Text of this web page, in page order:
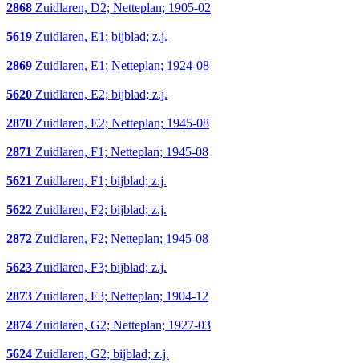
2868 Zuidlaren, D2; Netteplan; 1905-02
5619 Zuidlaren, E1; bijblad; z.j.
2869 Zuidlaren, E1; Netteplan; 1924-08
5620 Zuidlaren, E2; bijblad; z.j.
2870 Zuidlaren, E2; Netteplan; 1945-08
2871 Zuidlaren, F1; Netteplan; 1945-08
5621 Zuidlaren, F1; bijblad; z.j.
5622 Zuidlaren, F2; bijblad; z.j.
2872 Zuidlaren, F2; Netteplan; 1945-08
5623 Zuidlaren, F3; bijblad; z.j.
2873 Zuidlaren, F3; Netteplan; 1904-12
2874 Zuidlaren, G2; Netteplan; 1927-03
5624 Zuidlaren, G2; bijblad; z.j.